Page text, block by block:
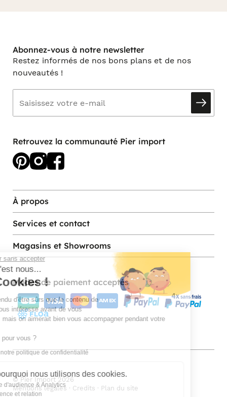
Continuer sans accepter
Salut c'est nous...
les Cookies !
On a attendu d'être sûrs que le contenu de
ce site vous intéresse avant de vous
déranger, mais on aimerait bien vous accompagner pendant votre
C'est OK pour vous ?
Lien vers notre politique de confidentialité
Voici pourquoi nous utilisons des cookies.
Mesure d'audience & Analytics
Expérience et relation
Abonnez-vous à notre newsletter
Restez informés de nos bons plans et de nos
nouveautés !
Retrouvez la communauté Pier import
À propos
Services et contact
Magasins et Showrooms
Modes de paiement acceptés
© Pier Import 2026
Mentions legales · Credits · Plan du site